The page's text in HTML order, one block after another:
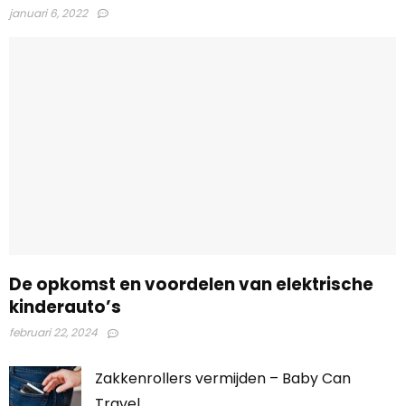
januari 6, 2022
De opkomst en voordelen van elektrische
kinderauto’s
februari 22, 2024
Zakkenrollers vermijden – Baby Can